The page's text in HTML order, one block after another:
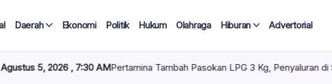
Daerah Ekonomi Politik Hukum Olahraga Hiburan Advertorial
AMPertamina Tambah Pasokan LPG 3 Kg, Penyaluran di Sulawesi Selatan